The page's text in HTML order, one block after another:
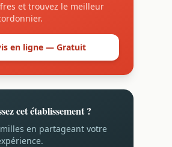
et trouvez le meilleur
en ligne — Gratuit
cet établissement ?
en partageant votre